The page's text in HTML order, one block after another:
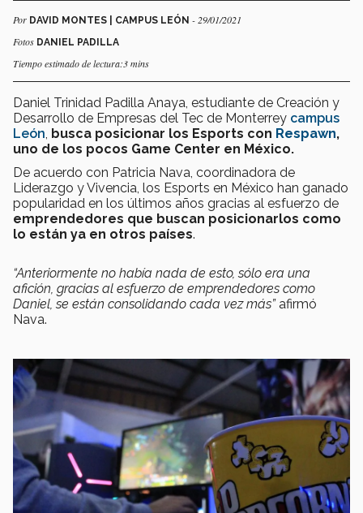
Por DAVID MONTES | CAMPUS LEÓN - 29/01/2021
Fotos DANIEL PADILLA
Tiempo estimado de lectura:3 mins
Daniel Trinidad Padilla Anaya, estudiante de Creación y
Desarrollo de Empresas del Tec de Monterrey campus
León busca posicionar los Esports con Respawn,
uno de los pocos Game Center en México.
De acuerdo con Patricia Nava, coordinadora de
Liderazgo y Vivencia, los Esports en México han ganado
popularidad en los últimos años gracias al esfuerzo de
emprendedores que buscan posicionarlos como
lo están ya en otros países.
“Anteriormente no había nada de esto, sólo era una
afición, gracias al esfuerzo de emprendedores como
Daniel, se están consolidando cada vez más”afirmó
Nava.